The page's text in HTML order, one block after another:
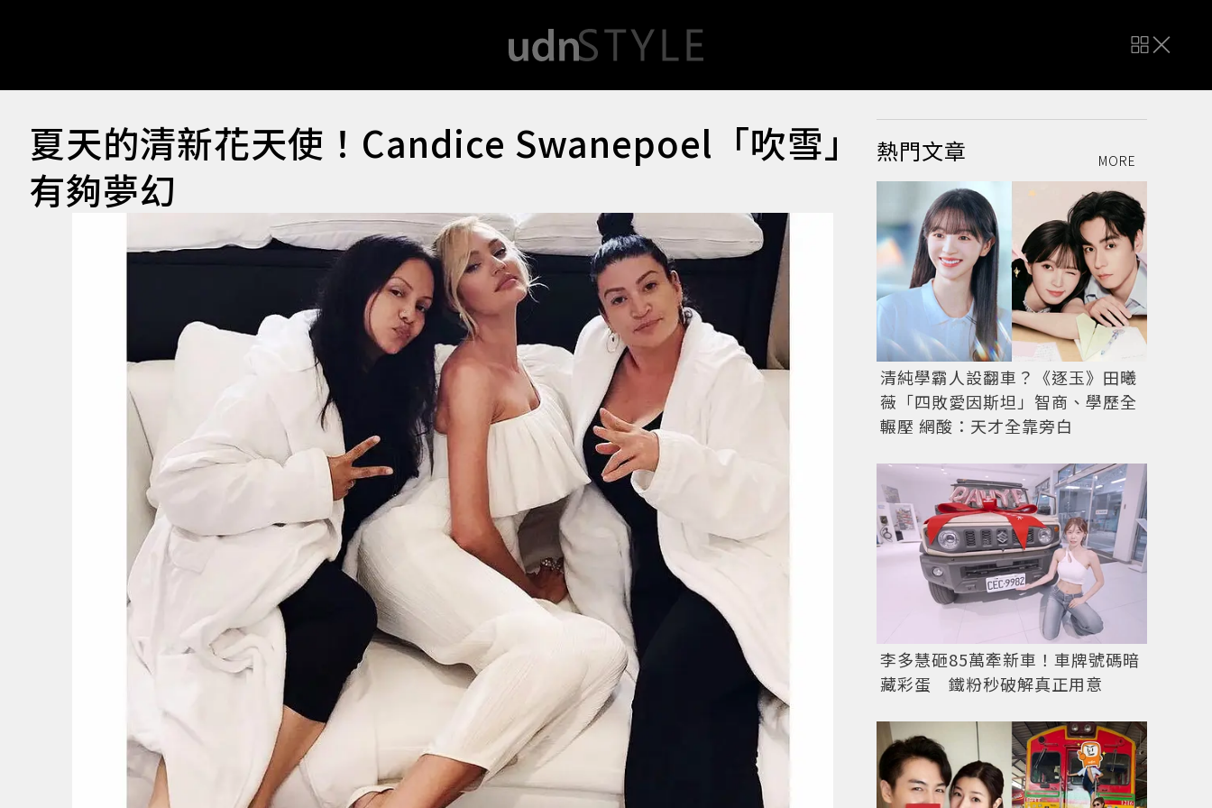
夏天的清新花天使！Candice Swanepoel「吹雪」
有夠夢幻
熱門文章 MORE
清純學霸人設翻車？《逐玉》田曦
薇「四敗愛因斯坦」智商、學歷全
輾壓 網酸：天才全靠旁白
李多慧砸85萬牽新車！車牌號碼暗
藏彩蛋 鐵粉秒破解真正用意